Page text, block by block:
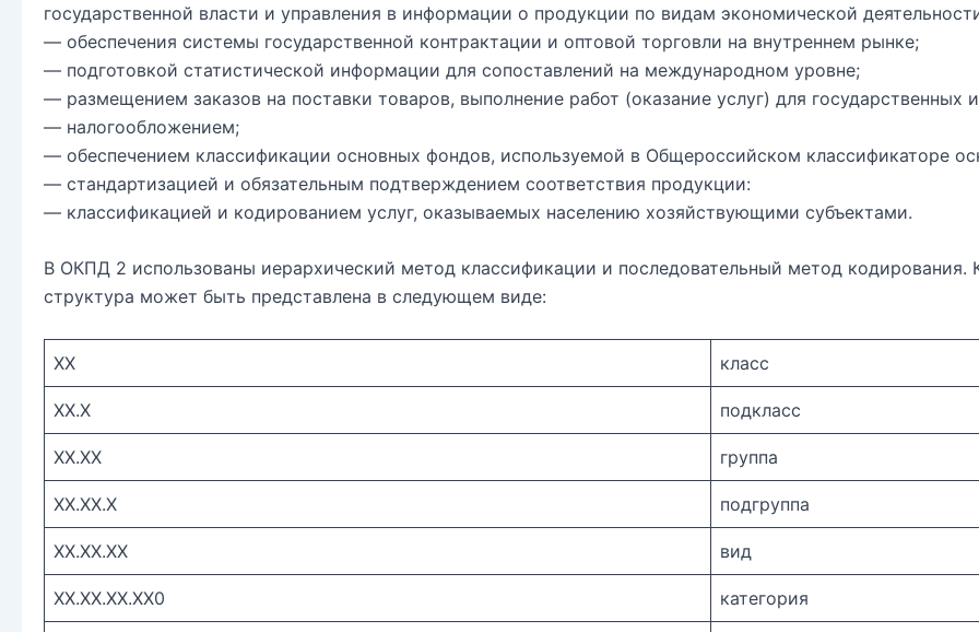
государственной власти и управления в информации о продукции по видам экономической
— обеспечения системы государственной контрактации и оптовой торговли на внутреннем рынке;
— подготовкой статистической информации для сопоставлений на международном уровне;
— размещением заказов на поставки товаров, выполнение работ (оказание услуг) для государственных
— налогообложением;
— обеспечением классификации основных фондов, используемой в Общероссийском классификаторе
— стандартизацией и обязательным подтверждением соответствия продукции:
— классификацией и кодированием услуг, оказываемых населению хозяйствующими субъектами.
В ОКПД 2 использованы иерархический метод классификации и последовательный метод кодирования.
структура может быть представлена в следующем виде:
XX класс
XX.X подкласс
XX.XX группа
XX.XX.X подгруппа
XX.XX.XX вид
XX.XX.XX.XX0 категория